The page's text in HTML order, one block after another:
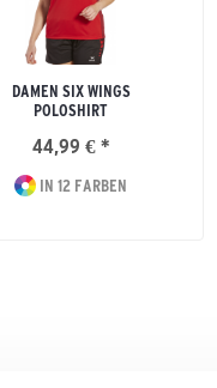
DAMEN SIX WINGS
POLOSHIRT
44,99 € *
IN 12 FARBEN